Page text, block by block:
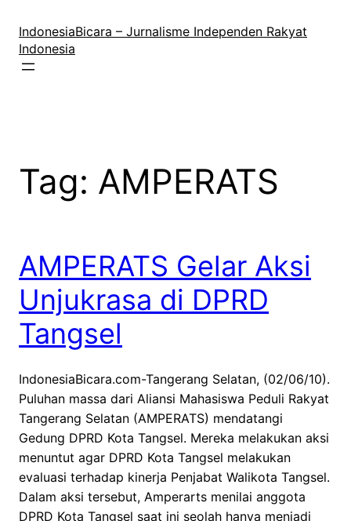
konten
IndonesiaBicara – Jurnalisme Independen Rakyat
Indonesia
Tag: AMPERATS
AMPERATS Gelar Aksi
Unjukrasa di DPRD
Tangsel
IndonesiaBicara.com-Tangerang Selatan, (02/06/10).
Puluhan massa dari Aliansi Mahasiswa Peduli Rakyat
Tangerang Selatan (AMPERATS) mendatangi
Gedung DPRD Kota Tangsel. Mereka melakukan aksi
menuntut agar DPRD Kota Tangsel melakukan
evaluasi terhadap kinerja Penjabat Walikota Tangsel.
Dalam aksi tersebut, Amperarts menilai anggota
DPRD Kota Tangsel saat ini seolah hanya menjadi